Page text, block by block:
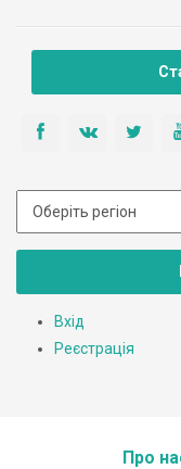
Вхід
Реєстрація
Про